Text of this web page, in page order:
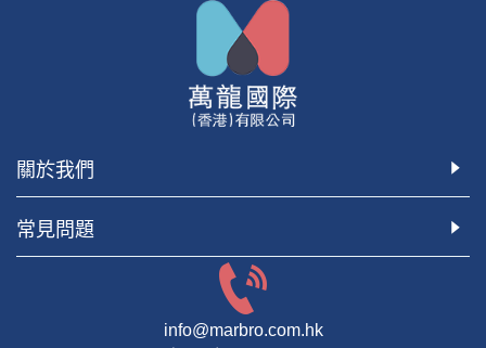
關於我們
常見問題
info@marbro.com.hk